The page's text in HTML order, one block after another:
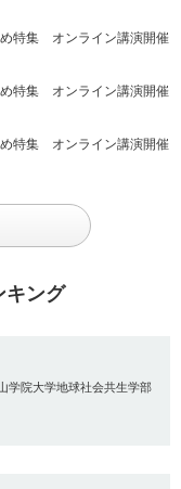
キング
学院大学地球社会共生学部